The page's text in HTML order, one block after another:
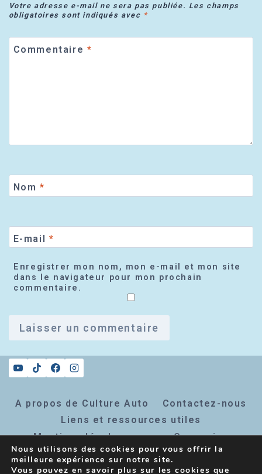
Votre adresse e-mail ne sera pas publiée. Les champs
obligatoires sont indiqués avec *
Commentaire *
Nom *
E-mail *
Enregistrer mon nom, mon e-mail et mon site
dans le navigateur pour mon prochain
commentaire.
A propos de Culture Auto
Contactez-nous
Liens et ressources utiles
Mentions légales
Connexion
Inscription newsletter
Nous utilisons des cookies pour vous offrir la
meilleure expérience sur notre site.
Vous pouvez en savoir plus sur les cookies que